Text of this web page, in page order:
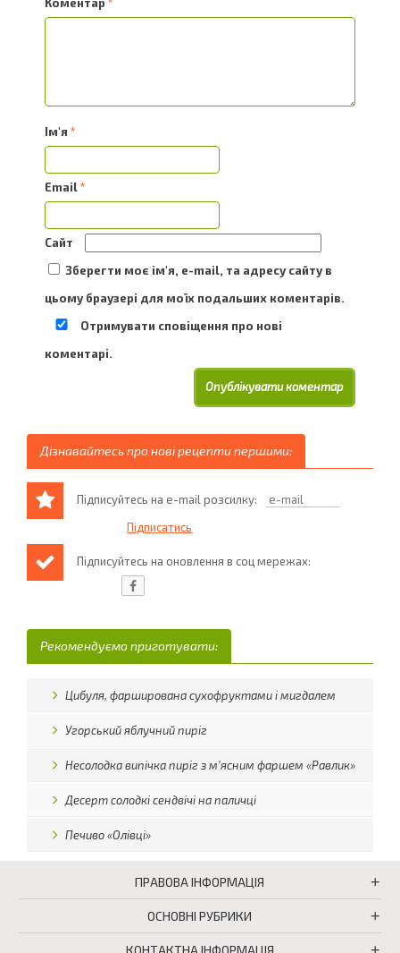
Ім'я *
Email*
Сайт
Зберегти моє ім'я, e-mail, та адресу сайту в
цьому браузері для моїх подальших коментарів.
Отримувати сповіщення про нові
коментарі.
Дізнавайтесь про нові рецепти першими:
Підписуйтесь на e-mail розсилку:
Підписуйтесь на оновлення в соц мережах:
Рекомендуємо приготувати:
Цибуля, фарширована сухофруктами і мигдалем
Угорський яблучний пиріг
Несолодка випічка пиріг з м’ясним фаршем «Равлик»
Десерт солодкі сендвічі на паличці
Печиво «Олівці»
ПРАВОВА ІНФОРМАЦІЯ
ОСНОВНІ РУБРИКИ
КОНТАКТНА ІНФОРМАЦІЯ